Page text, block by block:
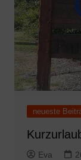
neueste
Eva